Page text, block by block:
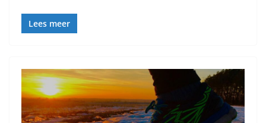
Lees meer